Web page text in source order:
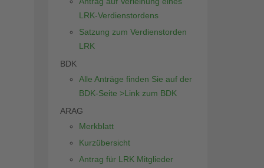
LRK-Verdienstordens
Satzung zum Verdienstorden
LRK
BDK
Alle Anträge finden Sie auf der
BDK-Seite >Link zum BDK
ARAG
Merkblatt
Kurzübersicht
Antrag für LRK Mitglieder